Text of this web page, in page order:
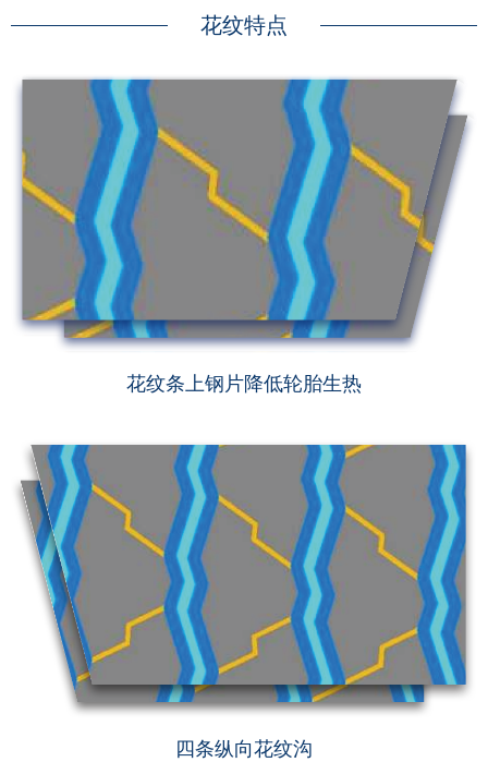
花纹特点
花纹条上钢片降低轮胎生热
四条纵向花纹沟